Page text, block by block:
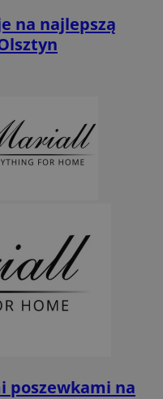
na najlepszą
poszewkami na